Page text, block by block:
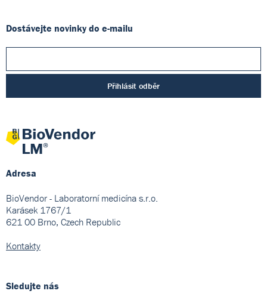
Dostávejte novinky do e-mailu
Přihlásit odběr
Adresa
BioVendor - Laboratorní medicína s.r.o.
Karásek 1767/1
621 00 Brno, Czech Republic
Kontakty
Sledujte nás